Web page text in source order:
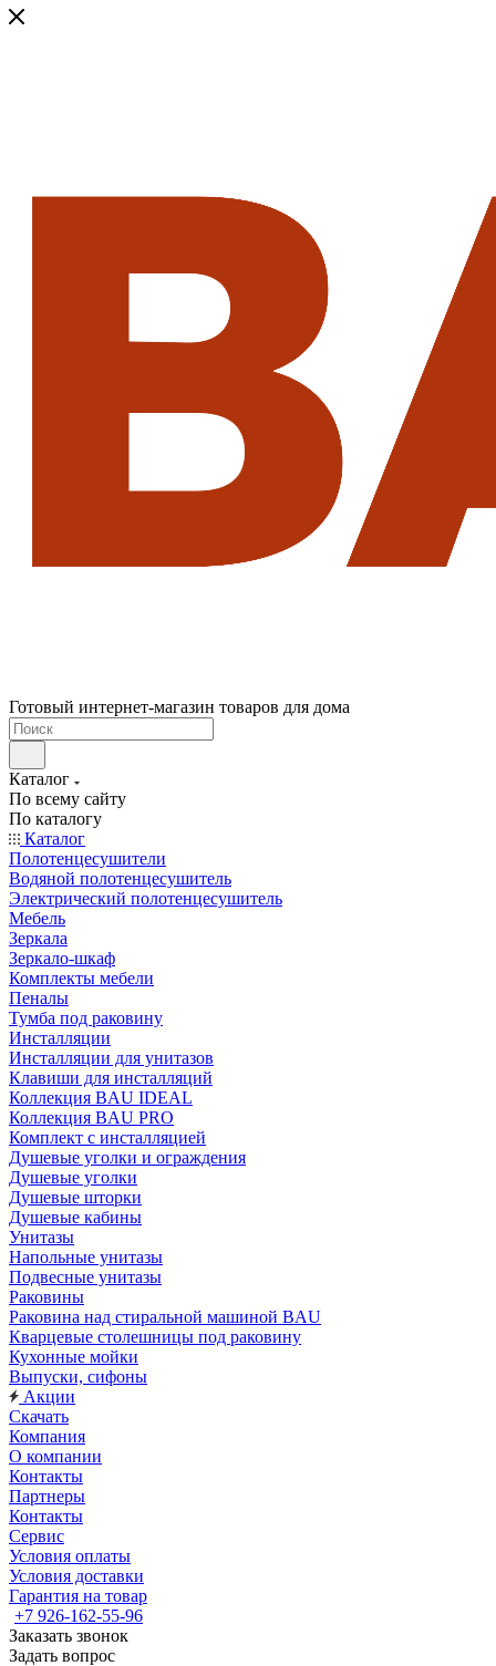
Готовый интернет-магазин товаров для дома
Каталог
По всему сайту
По каталогу
Каталог
Полотенцесушители
Водяной полотенцесушитель
Электрический полотенцесушитель
Мебель
Зеркала
Зеркало-шкаф
Комплекты мебели
Пеналы
Тумба под раковину
Инсталляции
Инсталляции для унитазов
Клавиши для инсталляций
Коллекция BAU IDEAL
Коллекция BAU PRO
Комплект с инсталляцией
Душевые уголки и ограждения
Душевые уголки
Душевые шторки
Душевые кабины
Унитазы
Напольные унитазы
Подвесные унитазы
Раковины
Раковина над стиральной машиной BAU
Кварцевые столешницы под раковину
Кухонные мойки
Выпуски, сифоны
Акции
Скачать
Компания
О компании
Контакты
Партнеры
Контакты
Сервис
Условия оплаты
Условия доставки
Гарантия на товар
+7 926-162-55-96
Заказать звонок
Задать вопрос